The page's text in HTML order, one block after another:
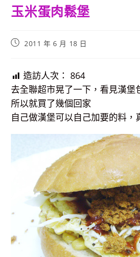
玉米蛋肉鬆堡
Post2011 年 6 月 18 日
造訪人次： 864
去全聯超市晃了一下，看見漢堡
所以就買了幾個回家
自己做漢堡可以自己加要的料，